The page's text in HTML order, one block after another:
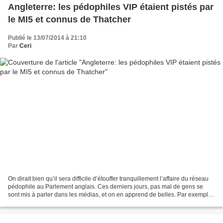
Angleterre: les pédophiles VIP étaient pistés par
le MI5 et connus de Thatcher
Publié le 13/07/2014 à 21:10
Par Ceri
On dirait bien qu’il sera difficile d’étouffer tranquillement l’affaire du réseau
pédophile au Parlement anglais. Ces derniers jours, pas mal de gens se
sont mis à parler dans les médias, et on en apprend de belles. Par exemple,